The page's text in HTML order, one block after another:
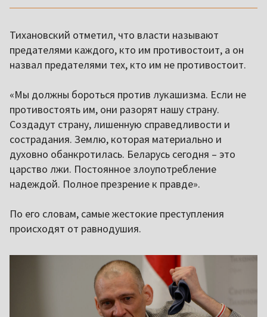
Тихановский отметил, что власти называют
предателями каждого, кто им противостоит, а он
назвал предателями тех, кто им не противостоит.
«Мы должны бороться против лукашизма. Если не
противостоять им, они разорят нашу страну.
Создадут страну, лишенную справедливости и
сострадания. Землю, которая материально и
духовно обанкротилась. Беларусь сегодня – это
царство лжи. Постоянное злоупотребление
надеждой. Полное презрение к правде».
По его словам, самые жестокие преступления
происходят от равнодушия.